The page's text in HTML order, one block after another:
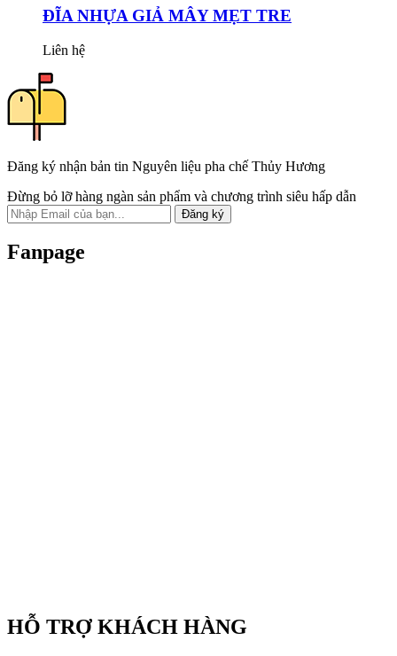
ĐĨA NHỰA GIẢ MÂY MẸT TRE
Liên hệ
Đăng ký nhận bản tin Nguyên liệu pha chế Thủy Hương
Đừng bỏ lỡ hàng ngàn sản phẩm và chương trình siêu hấp dẫn
Đăng ký
Fanpage
HỖ TRỢ KHÁCH HÀNG